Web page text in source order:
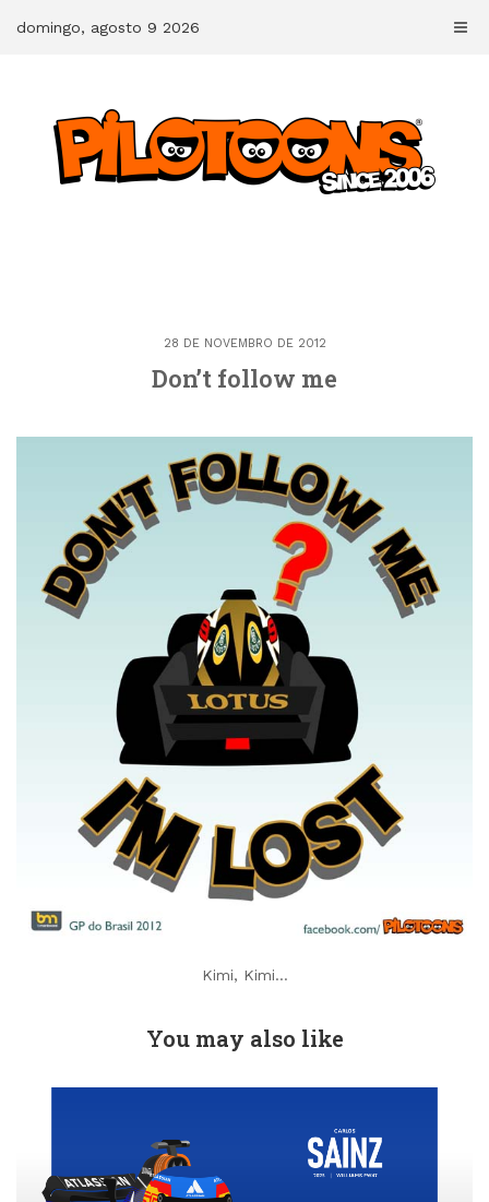
domingo, agosto 9 2026
28 DE NOVEMBRO DE 2012
Don’t follow me
Kimi, Kimi…
You may also like